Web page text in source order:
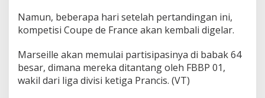
Namun, beberapa hari setelah pertandingan ini,
kompetisi Coupe de France akan kembali digelar.
Marseille akan memulai partisipasinya di babak 64
besar, dimana mereka ditantang oleh FBBP 01,
wakil dari liga divisi ketiga Prancis. (VT)